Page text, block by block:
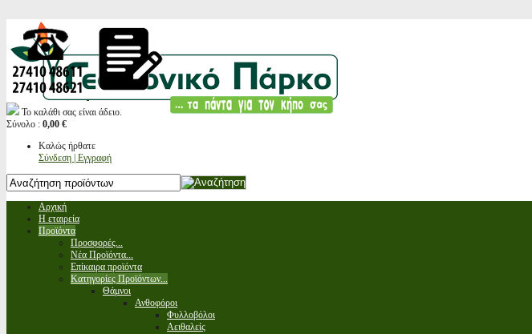
Το καλάθι σας είναι άδειο.
Σύνολο : 0,00 €
Καλώς ήρθατε
Σύνδεση | Εγγραφή
Αρχική
Η εταιρεία
Προϊόντα
Προσφορές...
Νέα Προϊόντα...
Επίκαιρα προϊόντα
Κατηγορίες Προϊόντων...
Θάμνοι
Ανθοφόροι
Φυλλοβόλοι
Αειθαλείς